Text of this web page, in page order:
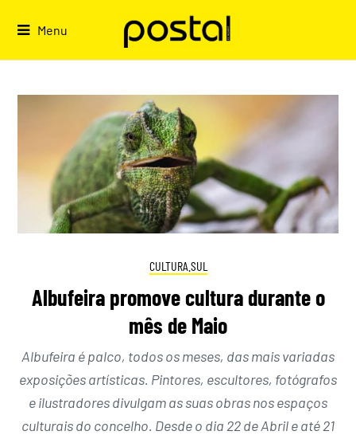
Menu
CULTURA.SUL
Albufeira promove cultura durante o
mês de Maio
Albufeira é palco, todos os meses, das mais variadas
exposições artísticas. Pintores, escultores, fotógrafos
e ilustradores divulgam as suas obras nos espaços
culturais do concelho. Desde o dia 22 de Abril e até 21